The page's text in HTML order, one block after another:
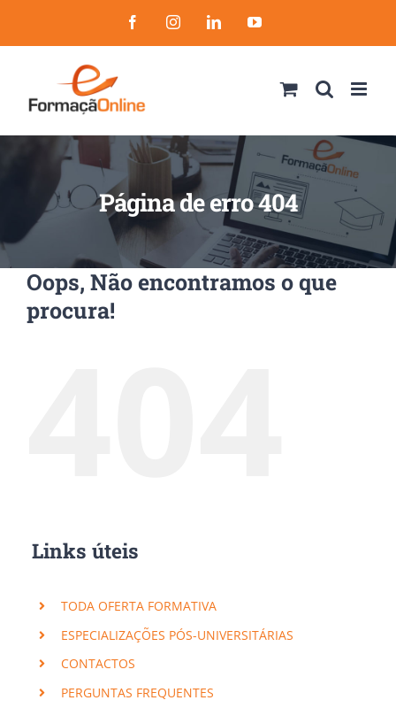
to
FacebookInstagramLinkedInYouTube
Página de erro 404
Oops, Não encontramos o que
procura!
Links úteis
TODA OFERTA FORMATIVA
ESPECIALIZAÇÕES PÓS-UNIVERSITÁRIAS
CONTACTOS
PERGUNTAS FREQUENTES